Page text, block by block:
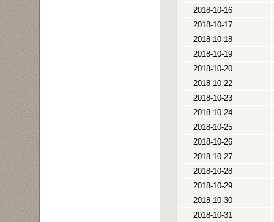
2018-10-16
2018-10-17
2018-10-18
2018-10-19
2018-10-20
2018-10-22
2018-10-23
2018-10-24
2018-10-25
2018-10-26
2018-10-27
2018-10-28
2018-10-29
2018-10-30
2018-10-31